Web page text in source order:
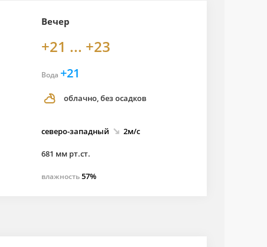
Вечер
+21 ... +23
Вода +21
облачно, без осадков
северо-западный 2м/с
681 мм рт.ст.
влажность57%